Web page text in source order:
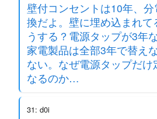
壁付コンセントは10年、
換だよ。壁に埋め込まれ
うする？電源タップが3年
家電製品は全部3年で替え
ない。なぜ電源タップだけ
なるのか…
31: d0i